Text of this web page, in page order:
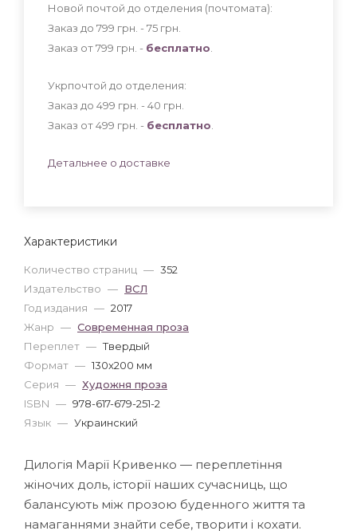
Характеристики
Количество страниц — 352
Издательство — ВСЛ
Год издания — 2017
Жанр — Современная проза
Переплет — Твердый
Формат — 130x200 мм
Серия — Художня проза
ISBN — 978-617-679-251-2
Язык — Украинский
Новой почтой до отделения (почтомата):
Заказ до 799 грн. - 75 грн
Заказ от 799 грн. - бесплатно
Укрпочтой до отделения:
Заказ до 499 грн. - 40 грн
Заказ от 499 грн. - бесплатно
Детальнее о доставке
Дилогія Марії Кривенко — переплетіння
жіночих доль, історії наших сучасниць, що
балансують між прозою буденного життя та
намаганнями знайти себе, творити і кохати.